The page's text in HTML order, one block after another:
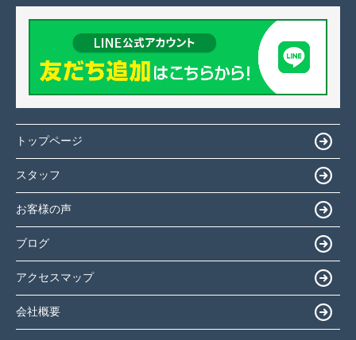
トップページ
スタッフ
お客様の声
ブログ
アクセスマップ
会社概要